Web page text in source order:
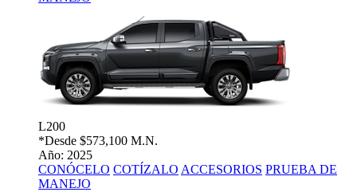
L200
*Desde $573,100 M.N.
Año: 2025
CONÓCELO COTÍZALO ACCESORIOS PRUEBA DE
MANEJO